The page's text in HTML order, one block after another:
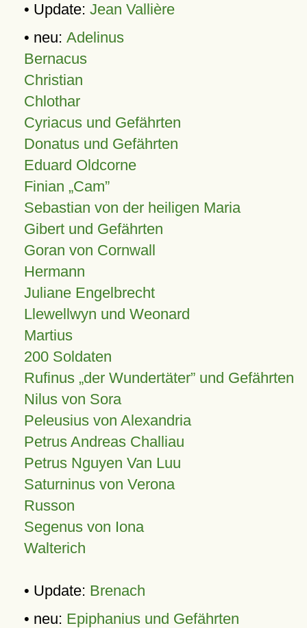
• Update: Jean Vallière
• neu: Adelinus
Bernacus
Christian
Chlothar
Cyriacus und Gefährten
Donatus und Gefährten
Eduard Oldcorne
Finian Cam
Sebastian von der heiligen Maria
Gibert und Gefährten
Goran von Cornwall
Hermann
Juliane Engelbrecht
Llewellwyn und Weonard
Martius
200 Soldaten
Rufinus „der Wundertäter” und Gefährten
Nilus von Sora
Peleusius von Alexandria
Petrus Andreas Challiau
Petrus Nguyen Van Luu
Saturninus von Verona
Russon
Segenus von Iona
Walterich
• Update: Brenach
• neu: Epiphanius und Gefährten